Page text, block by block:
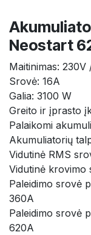
Neostart
Maitinimas:
Srovė: 16A
Galia: 3100 W
Greito ir įprasto
Palaikomi
Akumuliatorių
Vidutinė RMS
Vidutinė krovimo
Paleidimo srovė
360A
Paleidimo srovė
620A